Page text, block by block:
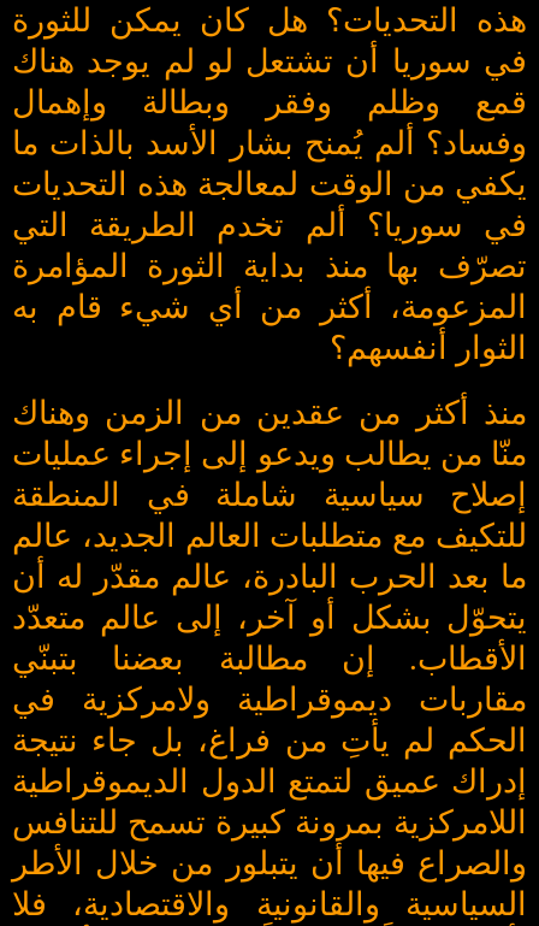
هذه التحديات؟ هل كان يمكن للثورة
في سوريا أن تشتعل لو لم يوجد هناك
قمع وظلم وفقر وبطالة وإهمال
وفساد؟ ألم يُمنح بشار الأسد بالذات ما
يكفي من الوقت لمعالجة هذه التحديات
في سوريا؟ ألم تخدم الطريقة التي
تصرّف بها منذ بداية الثورة المؤامرة
المزعومة، أكثر من أي شيء قام به
الثوار أنفسهم؟
منذ أكثر من عقدين من الزمن وهناك
منّا من يطالب ويدعو إلى إجراء عمليات
إصلاح سياسية شاملة في المنطقة
للتكيف مع متطلبات العالم الجديد، عالم
ما بعد الحرب البادرة، عالم مقدّر له أن
يتحوّل بشكل أو آخر، إلى عالم متعدّد
الأقطاب. إن مطالبة بعضنا بتبنّي
مقاربات ديموقراطية ولامركزية في
الحكم لم يأتِ من فراغ، بل جاء نتيجة
إدراك عميق لتمتع الدول الديموقراطية
اللامركزية بمرونة كبيرة تسمح للتنافس
والصراع فيها أن يتبلور من خلال الأطر
السياسية والقانونية والاقتصادية، فلا